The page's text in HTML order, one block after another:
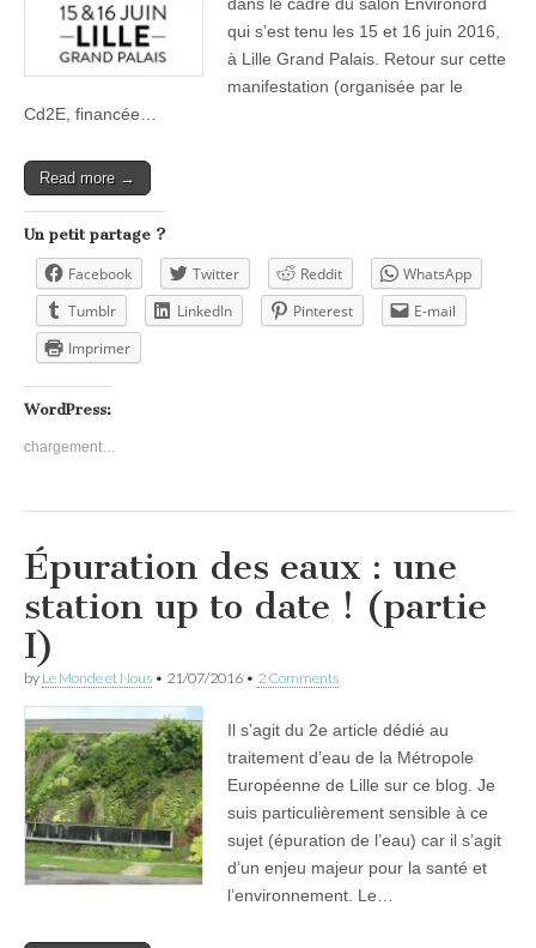
qui s’est tenu les 15 et 16 juin 2016,
à Lille Grand Palais. Retour sur cette
manifestation (organisée par le
Cd2E, financée…
Read more →
Un petit partage ?
Facebook Twitter Reddit
WhatsApp
Tumblr
LinkedIn Pinterest
E-mail
Imprimer
WordPress:
chargement…
Épuration des eaux : une
station up to date ! (partie
I)
by Le Monde et Nous • 21/07/2016 • 2 Comments
Il s’agit du 2e article dédié au
traitement d’eau de la Métropole
Européenne de Lille sur ce blog. Je
suis particulièrement sensible à ce
sujet (épuration de l’eau) car il s’agit
d’un enjeu majeur pour la santé et
l’environnement. Le…